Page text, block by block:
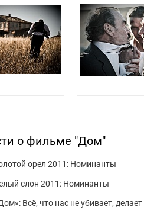
о фильме "Дом"
орел 2011: Номинанты
слон 2011: Номинанты
Всё, что нас не убивает,